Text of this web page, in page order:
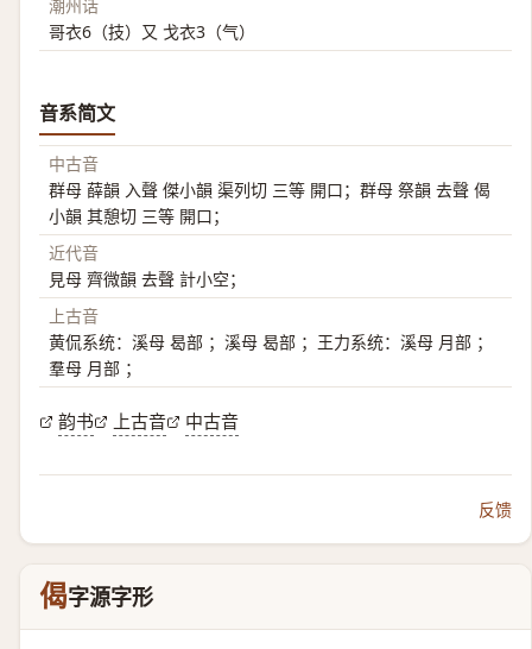
潮州话
哥衣6（技）又 戈衣3（气）
音系简文
中古音
群母 薛韻 入聲 傑小韻 渠列切 三等 開口；群母 祭韻 去聲 偈
小韻 其憩切 三等 開口；
近代音
見母 齊微韻 去聲 計小空；
上古音
黄侃系统：溪母 曷部 ；溪母 曷部 ；王力系统：溪母 月部 ；
羣母 月部 ；
韵书 上古音 中古音
反馈
偈字源字形